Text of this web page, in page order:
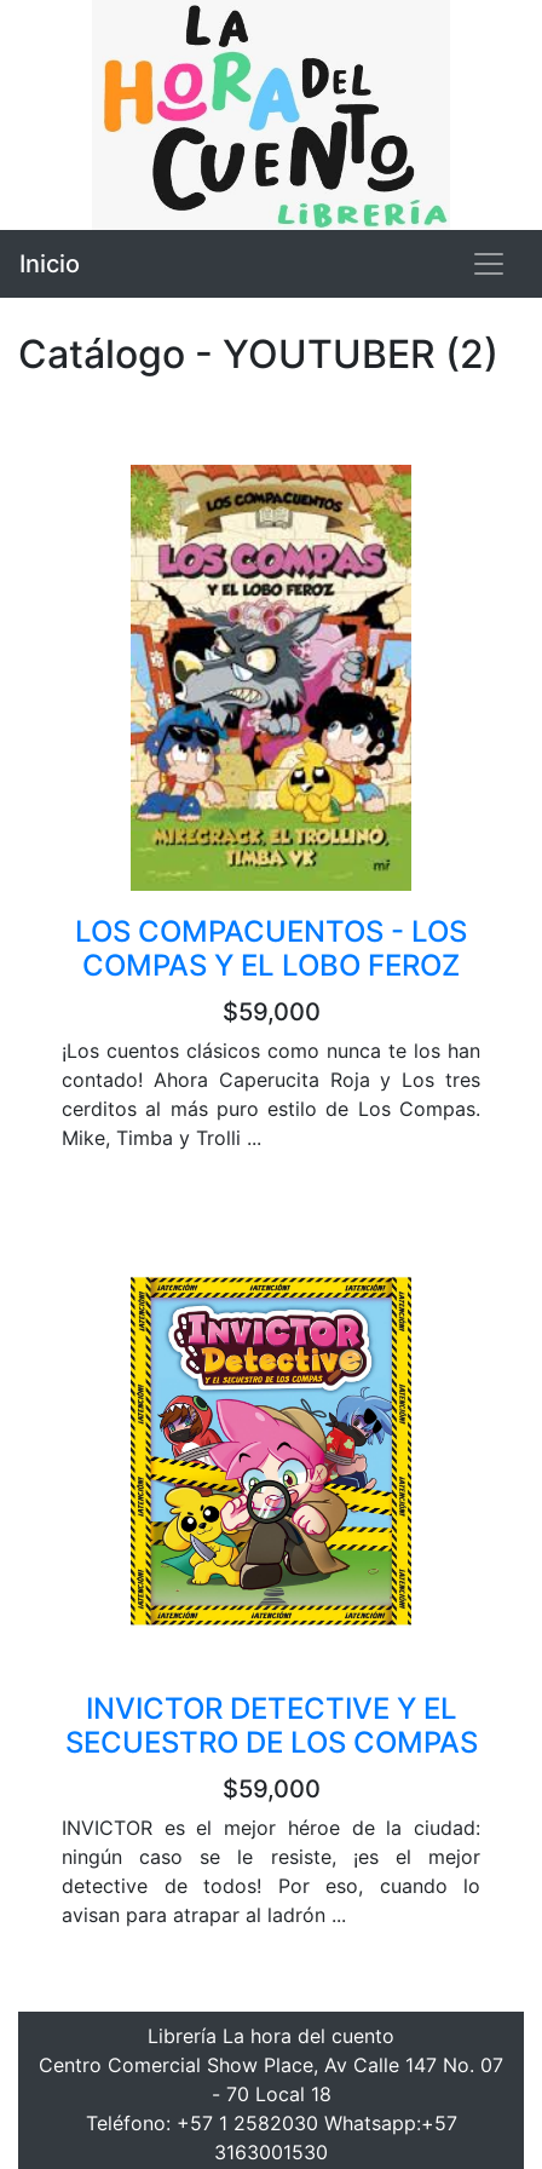
Inicio
Catálogo - YOUTUBER (2)
LOS COMPACUENTOS - LOS
COMPAS Y EL LOBO FEROZ
$59,000
¡Los cuentos clásicos como nunca te los han
contado! Ahora Caperucita Roja y Los tres
cerditos al más puro estilo de Los Compas.
Mike, Timba y Trolli ...
INVICTOR DETECTIVE Y EL
SECUESTRO DE LOS COMPAS
$59,000
INVICTOR es el mejor héroe de la ciudad:
ningún caso se le resiste, ¡es el mejor
detective de todos! Por eso, cuando lo
avisan para atrapar al ladrón ...
Librería La hora del cuento
Centro Comercial Show Place, Av Calle 147 No. 07
- 70 Local 18
Teléfono: +57 1 2582030 Whatsapp:+57
3163001530